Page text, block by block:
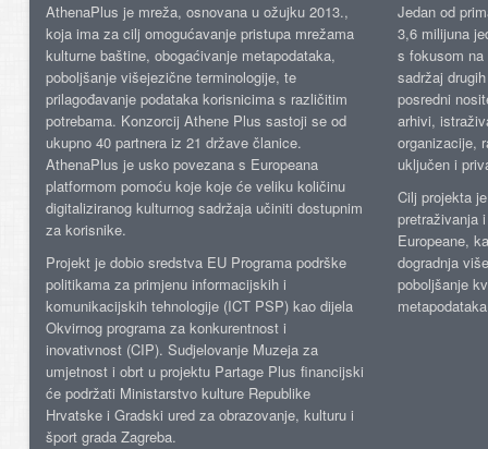
AthenaPlus je mreža, osnovana u ožujku 2013.,
koja ima za cilj omogućavanje pristupa mrežama
kulturne baštine, obogaćivanje metapodataka,
poboljšanje višejezične terminologije, te
prilagođavanje podataka korisnicima s različitim
potrebama. Konzorcij Athene Plus sastoji se od
ukupno 40 partnera iz 21 države članice.
AthenaPlus je usko povezana s Europeana
platformom pomoću koje koje će veliku količinu
digitaliziranog kulturnog sadržaja učiniti dostupnim
za korisnike.
Projekt je dobio sredstva EU Programa podrške
politikama za primjenu informacijskih i
komunikacijskih tehnologije (ICT PSP) kao dijela
Okvirnog programa za konkurentnost i
inovativnost (CIP). Sudjelovanje Muzeja za
umjetnost i obrt u projektu Partage Plus financijski
će podržati Ministarstvo kulture Republike
Hrvatske i Gradski ured za obrazovanje, kulturu i
šport grada Zagreba.
Jedan od
3,6 milijuna
s fokusom
sadržaj
posredni
arhivi,
organizacije,
uključen i
Cilj projekta
pretraživanja
Europeane,
dogradnja
poboljšanje